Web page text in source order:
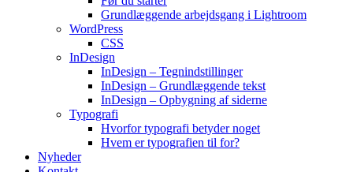
Grundlæggende arbejdsgang i Lightroom
WordPress
CSS
InDesign
InDesign – Tegnindstillinger
InDesign – Grundlæggende tekst
InDesign – Opbygning af siderne
Typografi
Hvorfor typografi betyder noget
Hvem er typografien til for?
Nyheder